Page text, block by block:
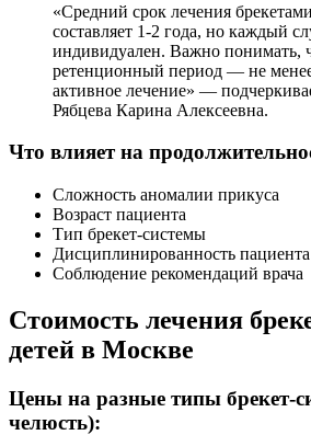
«Средний срок лечения
составляет 1-2 года, но каждый
индивидуален. Важно понимать,
ретенционный период — не
активное лечение» —
Рябцева Карина Алексеевна.
Что влияет на
Сложность аномалии прикуса
Возраст пациента
Тип брекет-системы
Дисциплинированность пациента
Соблюдение рекомендаций врача
Стоимость лечения
детей в Москве
Цены на разные типы брекет-
челюсть):